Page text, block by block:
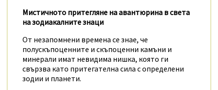
Мистичното притегляне на авантюрина в света
на зодиакалните знаци
От незапомнени времена се знае, че
полускъпоценните и скъпоценни камъни и
минерали имат невидима нишка, която ги
свързва като притегателна сила с определени
зодии и планети.